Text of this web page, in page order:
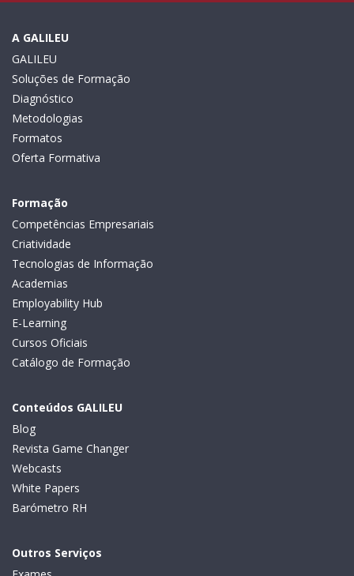
A GALILEU
GALILEU
Soluções de Formação
Diagnóstico
Metodologias
Formatos
Oferta Formativa
Formação
Competências Empresariais
Criatividade
Tecnologias de Informação
Academias
Employability Hub
E-Learning
Cursos Oficiais
Catálogo de Formação
Conteúdos GALILEU
Blog
Revista Game Changer
Webcasts
White Papers
Barómetro RH
Outros Serviços